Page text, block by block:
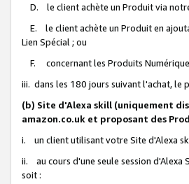
D. le client achète un Produit via
E. le client achète un Produit en
Lien Spécial ; ou
F. concernant les Produits
iii. dans les 180 jours suivant l'achat, le
(b) Site d'Alexa skill (uniquement
amazon.co.uk et proposant des
i. un client utilisant votre Site d'Alexa
ii. au cours d'une seule session d'Alexa
soit :